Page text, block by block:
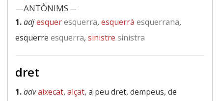
—ANTÒNIMS—
1.adjesqueresquerra, esquerrà esquerrana,
esquerre esquerra, sinistre sinistra
dret
1.advaixecat, alçat, a peu dret, dempeus, de